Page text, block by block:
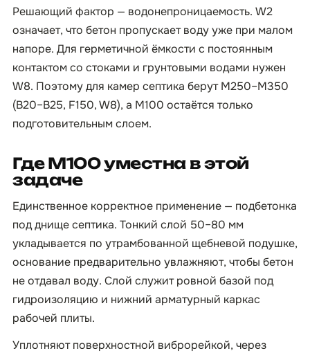
Решающий фактор — водонепроницаемость. W2
означает, что бетон пропускает воду уже при малом
напоре. Для герметичной ёмкости с постоянным
контактом со стоками и грунтовыми водами нужен
W8. Поэтому для камер септика берут М250–М350
(B20–B25, F150, W8), а М100 остаётся только
подготовительным слоем.
Где М100 уместна в этой
задаче
Единственное корректное применение — подбетонка
под днище септика. Тонкий слой 50–80 мм
укладывается по утрамбованной щебневой подушке,
основание предварительно увлажняют, чтобы бетон
не отдавал воду. Слой служит ровной базой под
гидроизоляцию и нижний арматурный каркас
рабочей плиты.
Уплотняют поверхностной виброрейкой, через